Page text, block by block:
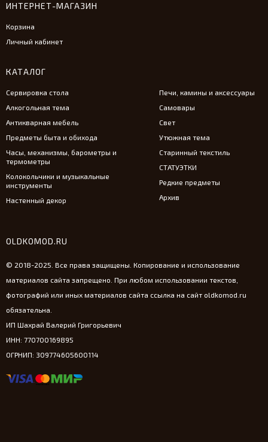
ИНТЕРНЕТ-МАГАЗИН
Корзина
Личный кабинет
КАТАЛОГ
Сервировка стола
Алкогольная тема
Антикварная мебель
Предметы быта и обихода
Часы, механизмы, барометры и
термометры
Колокольчики и музыкальные
инструменты
Настенный декор
Печи, камины и аксессуары
Самовары
Свет
Утюжная тема
Старинный текстиль
СТАТУЭТКИ
Редкие предметы
Архив
OLDKOMOD.RU
© 2018-2025. Все права защищены. Копирование и использование
материалов сайта запрещено. При любом использовании текстов,
фотографий или иных материалов сайта ссылка на сайт oldkomod.ru
обязательна.
ИП Шахрай Валерий Григорьевич
ИНН: 770700169895
ОГРНИП: 309774605600114